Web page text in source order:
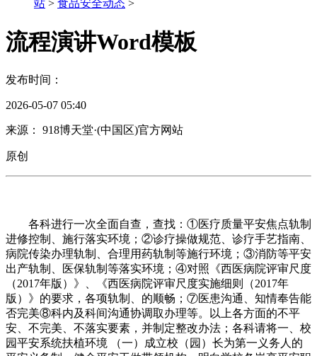
站 > 食品安全动态 >
流程演讲Word模板
发布时间：
2026-05-07 05:40
来源： 918博天堂·(中国区)官方网站
原创
各科进行一次全面自查，查找：①医疗质量平安焦点轨制
进修控制、施行落实环境；②诊疗操做规范、诊疗手艺指南、
病院传染办理轨制、合理用药轨制等施行环境；③消防等平安
出产轨制、医保轨制等落实环境；④对照《西医病院评审尺度
（2017年版）》、《西医病院评审尺度实施细则（2017年
版）》的要求，各项轨制、的顺畅；⑦医患沟通、知情奉告能
否完美⑧科内及科间沟通协调取办理等。以上各方面的不平
安、不完美、不落实要素，并制定整改办法；各科请将一、校
园平安系统扶植环境 （一）成立校（园）长为第一义务人的